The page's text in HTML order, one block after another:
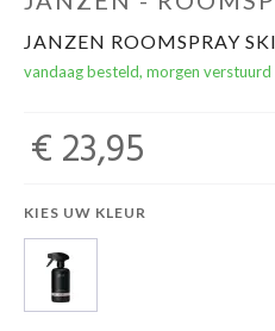
JANZEN ROOMSPRAY
vandaag besteld, morgen verstuurd
€ 23,95
KIES UW KLEUR